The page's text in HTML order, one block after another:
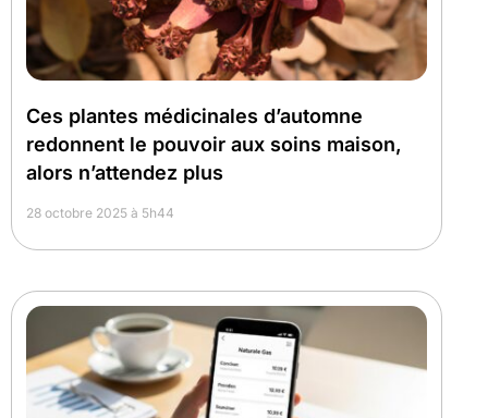
Ces plantes médicinales d’automne
redonnent le pouvoir aux soins maison,
alors n’attendez plus
28 octobre 2025 à 5h44